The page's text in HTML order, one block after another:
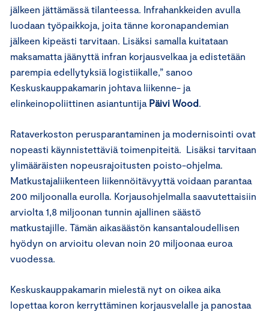
jälkeen jättämässä tilanteessa. Infrahankkeiden avulla
luodaan työpaikkoja, joita tänne koronapandemian
jälkeen kipeästi tarvitaan. Lisäksi samalla kuitataan
maksamatta jäänyttä infran korjausvelkaa ja edistetään
parempia edellytyksiä logistiikalle,” sanoo
Keskuskauppakamarin johtava liikenne- ja
elinkeinopoliittinen asiantuntija Päivi Wood.
Rataverkoston perusparantaminen ja modernisointi ovat
nopeasti käynnistettäviä toimenpiteitä. Lisäksi tarvitaan
ylimääräisten nopeusrajoitusten poisto-ohjelma.
Matkustajaliikenteen liikennöitävyyttä voidaan parantaa
200 miljoonalla eurolla. Korjausohjelmalla saavutettaisiin
arviolta 1,8 miljoonan tunnin ajallinen säästö
matkustajille. Tämän aikasäästön kansantaloudellisen
hyödyn on arvioitu olevan noin 20 miljoonaa euroa
vuodessa.
Keskuskauppakamarin mielestä nyt on oikea aika
lopettaa koron kerryttäminen korjausvelalle ja panostaa